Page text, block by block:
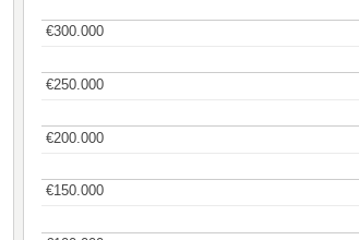
€150.000
€150.000
€200.000
€200.000
€250.000
€250.000
€300.000
€300.000